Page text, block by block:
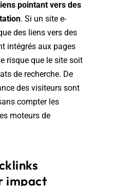
pointant vers des
. Si un site e-
des liens vers des
intégrés aux pages
risque que le site soit
de recherche. De
des visiteurs sont
compter les
moteurs de
impact